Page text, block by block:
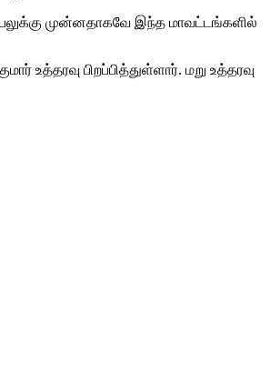
முன்னதாகவே இந்த மாவட்டங்களில்
பிறப்பித்துள்ளார். மறு உத்தரவு